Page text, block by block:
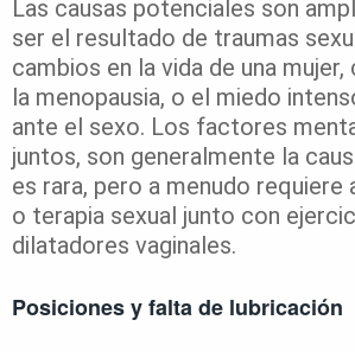
Las causas potenciales son
ser el resultado de traumas
cambios en la vida de una
la menopausia, o el miedo
ante el sexo. Los factores
juntos, son generalmente la
es rara, pero a menudo requiere
o terapia sexual junto con
dilatadores vaginales.
Posiciones y falta de lubricación